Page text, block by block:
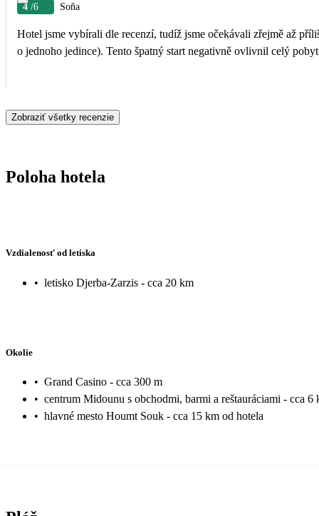
4 /6 Soňa
Hotel jsme vybírali dle recenzí, tudíž jsme očekávali zřejmě až
Zobraziť všetky recenzie
Poloha hotela
Vzdialenosť od letiska
• letisko Djerba-Zarzis - cca 20 km
Okolie
• Grand Casino - cca 300 m
• centrum Midounu s obchodmi, barmi a reštauráciami - cca 6
• hlavné mesto Houmt Souk - cca 15 km od hotela